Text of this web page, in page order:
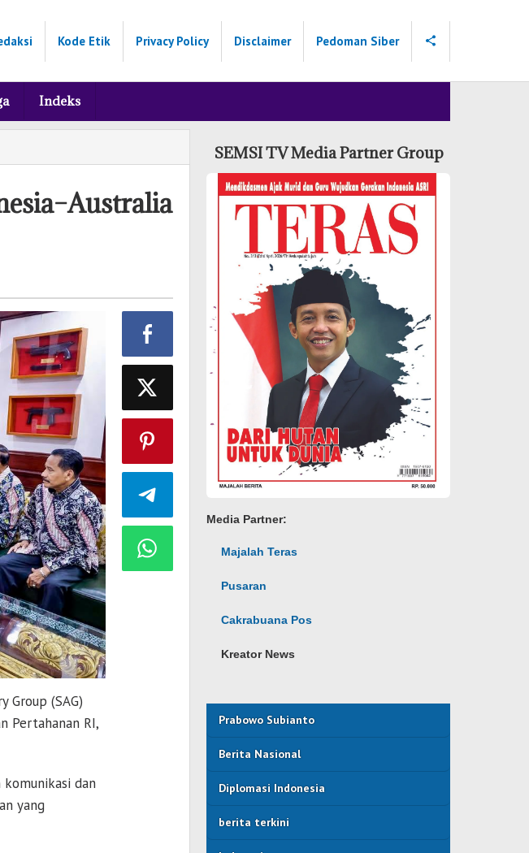
Kode Etik Privacy Policy Disclaimer Pedoman Siber
Indeks
Group (SAG)
Pertahanan RI,
dan
yang
SEMSI TV Media Partner Group
Media Partner:
Majalah Teras
Pusaran
Cakrabuana Pos
Kreator News
Prabowo Subianto
Berita Nasional
Diplomasi Indonesia
berita terkini